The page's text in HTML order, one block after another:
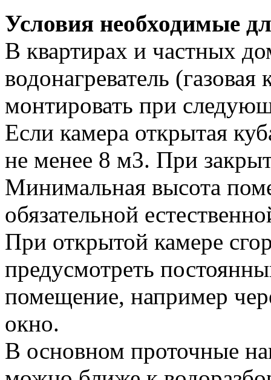
Условия необходимые
В квартирах и частных
водонагреватель
монтировать при
Если камера открытая
не менее 8 м3. При
Минимальная высота
обязательной
При открытой камере
предусмотреть
помещение, например
окно.
В основном проточные